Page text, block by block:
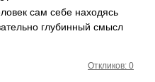
сам себе нахо­дясь
глуб­инный смысл
Откликов: 0